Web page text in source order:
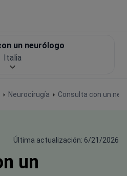
Neurocirugía Consulta con un
un neurólogo
Italia
Última actualización: 6/21/2026
un